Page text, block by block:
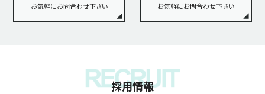
お気軽にお問合わせ下さい
お気軽にお問合わせ下さい
採用情報